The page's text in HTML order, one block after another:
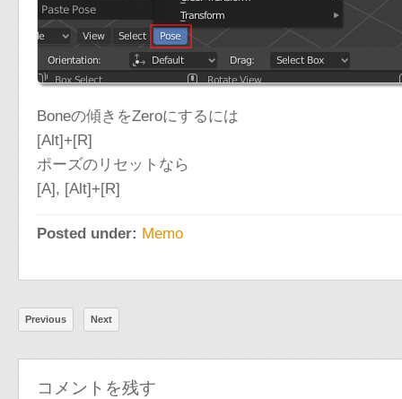
Boneの傾きをZeroにするには
[Alt]+[R]
ポーズのリセットなら
[A], [Alt]+[R]
Posted under: Memo
Previous Next
コメントを残す